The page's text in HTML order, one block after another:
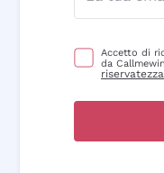
Accetto di
da
riservatezza